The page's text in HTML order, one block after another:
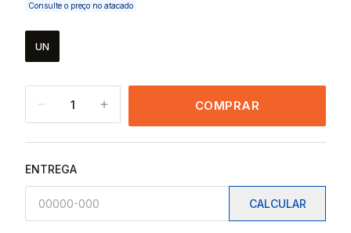
Consulte o preço no atacado
UN
1 COMPRAR
ENTREGA
CALCULAR